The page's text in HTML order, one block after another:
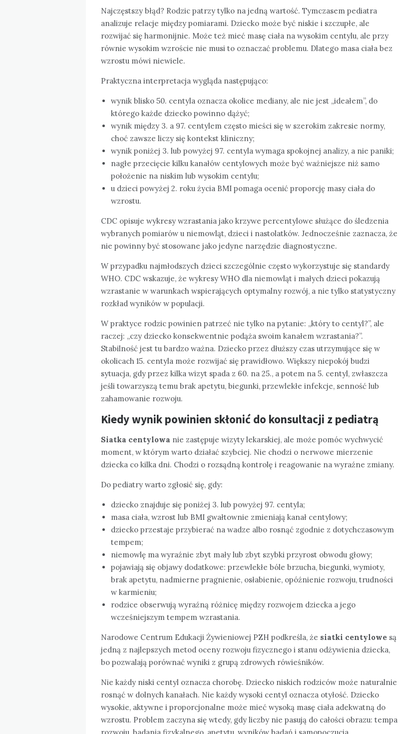
Najczęstszy błąd? Rodzic patrzy tylko na jedną wartość. Tymczasem pediatra
analizuje relacje między pomiarami. Dziecko może być niskie i szczupłe, ale
rozwijać się harmonijnie. Może też mieć masę ciała na wysokim centylu, ale przy
równie wysokim wzroście nie musi to oznaczać problemu. Dlatego masa ciała bez
wzrostu mówi niewiele.
Praktyczna interpretacja wygląda następująco:
wynik blisko 50. centyla oznacza okolice mediany, ale nie jest „ideałem”, do
którego każde dziecko powinno dążyć;
wynik między 3. a 97. centylem często mieści się w szerokim zakresie normy,
choć zawsze liczy się kontekst kliniczny;
wynik poniżej 3. lub powyżej 97. centyla wymaga spokojnej analizy, a nie paniki;
nagłe przecięcie kilku kanałów centylowych może być ważniejsze niż samo
położenie na niskim lub wysokim centylu;
u dzieci powyżej 2. roku życia BMI pomaga ocenić proporcję masy ciała do
wzrostu.
CDC opisuje wykresy wzrastania jako krzywe percentylowe służące do śledzenia
wybranych pomiarów u niemowląt, dzieci i nastolatków. Jednocześnie zaznacza, że
nie powinny być stosowane jako jedyne narzędzie diagnostyczne.
W przypadku najmłodszych dzieci szczególnie często wykorzystuje się standardy
WHO. CDC wskazuje, że wykresy WHO dla niemowląt i małych dzieci pokazują
wzrastanie w warunkach wspierających optymalny rozwój, a nie tylko statystyczny
rozkład wyników w populacji.
W praktyce rodzic powinien patrzeć nie tylko na pytanie: „który to centyl?”, ale
raczej: „czy dziecko konsekwentnie podąża swoim kanałem wzrastania?”.
Stabilność jest tu bardzo ważna. Dziecko przez dłuższy czas utrzymujące się w
okolicach 15. centyla może rozwijać się prawidłowo. Większy niepokój budzi
sytuacja, gdy przez kilka wizyt spada z 60. na 25., a potem na 5. centyl, zwłaszcza
jeśli towarzyszą temu brak apetytu, biegunki, przewlekłe infekcje, senność lub
zahamowanie rozwoju.
Kiedy wynik powinien skłonić do konsultacji z pediatrą
Siatka centylowa nie zastępuje wizyty lekarskiej, ale może pomóc wychwycić
moment, w którym warto działać szybciej. Nie chodzi o nerwowe mierzenie
dziecka co kilka dni. Chodzi o rozsądną kontrolę i reagowanie na wyraźne zmiany.
Do pediatry warto zgłosić się, gdy:
dziecko znajduje się poniżej 3. lub powyżej 97. centyla;
masa ciała, wzrost lub BMI gwałtownie zmieniają kanał centylowy;
dziecko przestaje przybierać na wadze albo rosnąć zgodnie z dotychczasowym
tempem;
niemowlę ma wyraźnie zbyt mały lub zbyt szybki przyrost obwodu głowy;
pojawiają się objawy dodatkowe: przewlekłe bóle brzucha, biegunki, wymioty,
brak apetytu, nadmierne pragnienie, osłabienie, opóźnienie rozwoju, trudności
w karmieniu;
rodzice obserwują wyraźną różnicę między rozwojem dziecka a jego
wcześniejszym tempem wzrastania.
Narodowe Centrum Edukacji Żywieniowej PZH podkreśla, że siatki centylowe są
jedną z najlepszych metod oceny rozwoju fizycznego i stanu odżywienia dziecka,
bo pozwalają porównać wyniki z grupą zdrowych rówieśników.
Nie każdy niski centyl oznacza chorobę. Dziecko niskich rodziców może naturalnie
rosnąć w dolnych kanałach. Nie każdy wysoki centyl oznacza otyłość. Dziecko
wysokie, aktywne i proporcjonalne może mieć wysoką masę ciała adekwatną do
wzrostu. Problem zaczyna się wtedy, gdy liczby nie pasują do całości obrazu: tempa